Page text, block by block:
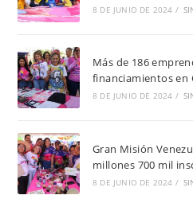
8 DE JUNIO DE 2024 /
Más de 186
financiamientos en
8 DE JUNIO DE 2024 /
Gran Misión
millones 700 mil
8 DE JUNIO DE 2024 /